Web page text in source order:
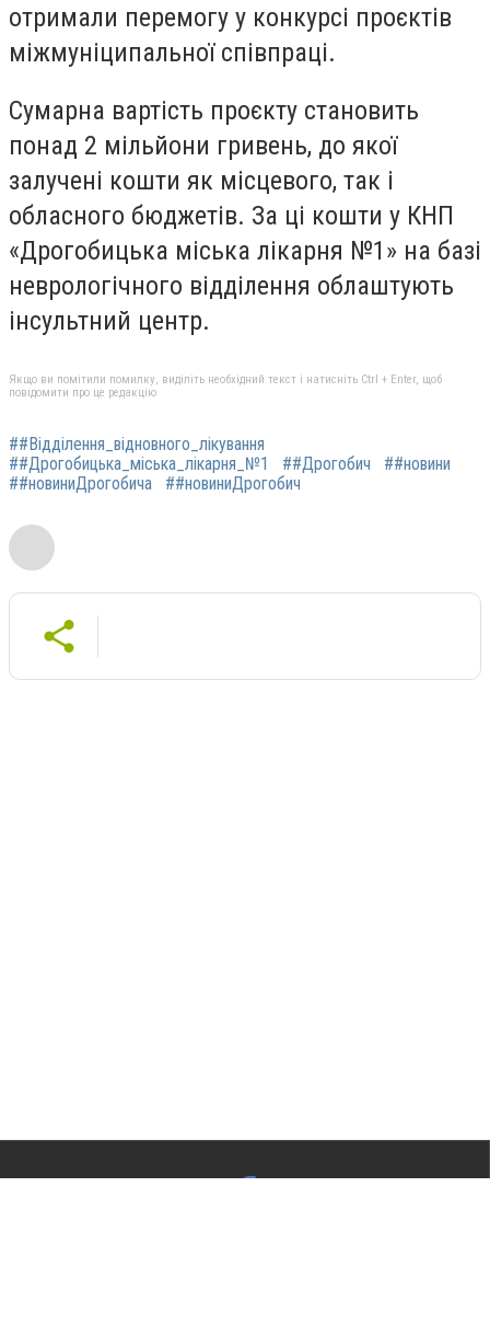
отримали перемогу у конкурсі проєктів
міжмуніципальної співпраці.
Сумарна вартість проєкту становить
понад 2 мільйони гривень, до якої
залучені кошти як місцевого, так і
обласного бюджетів. За ці кошти у КНП
«Дрогобицька міська лікарня №1» на базі
неврологічного відділення облаштують
інсультний центр.
Якщо ви помітили помилку, виділіть необхідний текст і натисніть Ctrl + Enter, щоб
повідомити про це редакцію
##Відділення_відновного_лікування
##Дрогобицька_міська_лікарня_№1
##Дрогобич
##новини
##новиниДрогобича
##новиниДрогобич